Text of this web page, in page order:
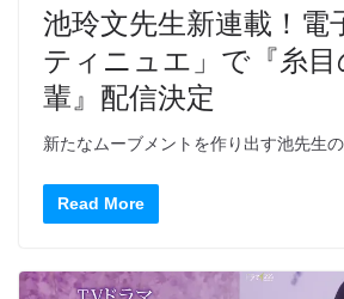
池玲文先生新連載！電
ティニュエ」で『糸
輩』配信決定
新たなムーブメントを作り出す池先生
Read More